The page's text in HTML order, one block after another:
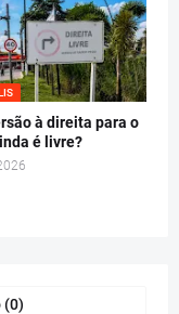
à direita para o
é livre?
(0)